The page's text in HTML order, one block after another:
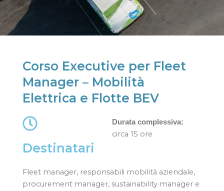
Corso Executive per Fleet
Manager – Mobilità
Elettrica e Flotte BEV
Durata complessiva:
circa 15 ore
Destinatari
Fleet manager, responsabili mobilità aziendale,
procurement manager, sustainability manager e